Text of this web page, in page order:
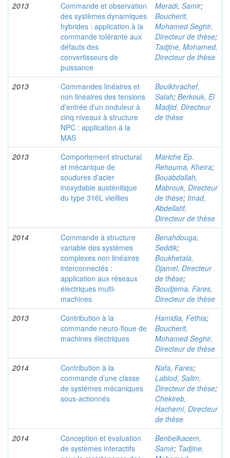
2013
Commande et observation
des systèmes dynamiques
hybrides : application à la
commande tolérante aux
défauts des
convertisseurs de
puissance
Meradi, Samir;
Boucherit,
Mohamed Seghir,
Directeur de thèse;
Tadjine, Mohamed,
Directeur de thèse
2013
Commandes linéaires et
non linéaires des tensions
d'entrée d'un onduleur à
cinq niveaux à structure
NPC : application à la
MAS
Boulkhrachef,
Salah; Berkouk, El
Madjid, Directeur
de thèse
2013
Comportement structural
et mécanique de
soudures d'acier
inoxydable austénitique
du type 316L vieillies
Mariche Ep.
Rehouma, Kheira;
Bouabdallah,
Mabrouk, Directeur
de thèse; Imad,
Abdellatif,
Directeur de thèse
2014
Commande à structure
variable des systèmes
complexes non linéaires
interconnectés :
application aux réseaux
électriques multi-
machines
Benahdouga,
Seddik;
Boukhetala,
Djamel, Directeur
de thèse;
Boudjema, Fares,
Directeur de thèse
2013
Contribution à la
commande neuro-floue de
machines électriques
Hamidia, Fethia;
Boucherit,
Mohamed Seghir,
Directeur de thèse
2014
Contribution à la
commande d’une classe
de systèmes mécaniques
sous-actionnés
Nafa, Fares;
Labiod, Salim,
Directeur de thèse;
Chekireb,
Hachemi, Directeur
de thèse
2014
Conception et évaluation
de systèmes interactifs
Benbelkacem,
Samir; Tadjine,